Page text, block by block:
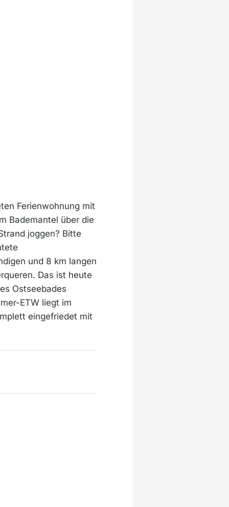
Ferienwohnung mit
Bademantel über die
joggen? Bitte
und 8 km langen
Das ist heute
Ostseebades
ETW liegt im
eingefriedet mit